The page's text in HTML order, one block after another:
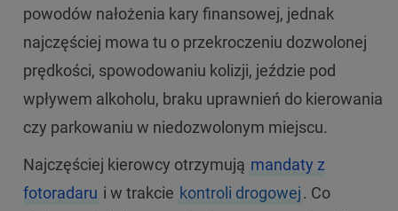
powodów nałożenia kary finansowej, jednak
najczęściej mowa tu o przekroczeniu dozwolonej
prędkości, spowodowaniu kolizji, jeździe pod
wpływem alkoholu, braku uprawnień do kierowania
czy parkowaniu w niedozwolonym miejscu.
Najczęściej kierowcy otrzymują mandaty z
fotoradaru i w trakcie kontroli drogowej. Co